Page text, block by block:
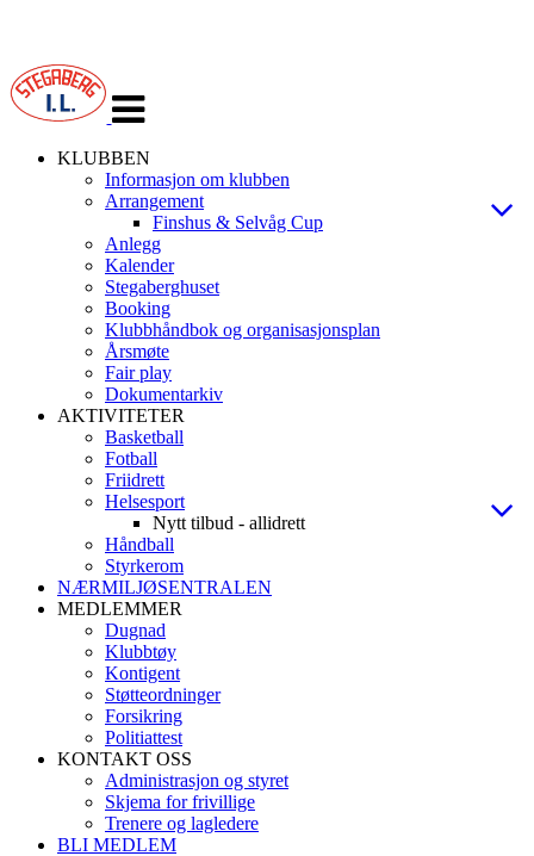
navigasjon
KLUBBEN
Informasjon om klubben
Arrangement
Finshus & Selvåg Cup
Anlegg
Kalender
Stegaberghuset
Booking
Klubbhåndbok og organisasjonsplan
Årsmøte
Fair play
Dokumentarkiv
AKTIVITETER
Basketball
Fotball
Friidrett
Helsesport
Nytt tilbud - allidrett
Håndball
Styrkerom
NÆRMILJØSENTRALEN
MEDLEMMER
Dugnad
Klubbtøy
Kontigent
Støtteordninger
Forsikring
Politiattest
KONTAKT OSS
Administrasjon og styret
Skjema for frivillige
Trenere og lagledere
BLI MEDLEM